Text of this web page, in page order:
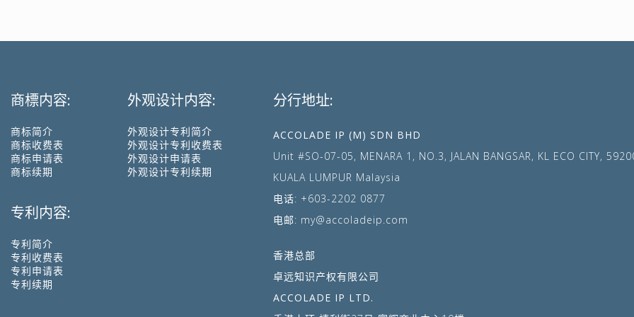
商標内容:
商标简介
商标收费表
商标申请表
商标续期
专利内容:
专利简介
专利收费表
专利申请表
专利续期
外观设计内容:
外观设计专利简介
外观设计专利收费表
外观设计申请表
外观设计专利续期
分行地址:
ACCOLADE IP (M) SDN BHD
Unit #SO-07-05, MENARA 1, NO.3, JALAN BANGSAR, KL ECO CITY,
KUALA LUMPUR Malaysia
电话: +603-2202 0877
电邮: my@accoladeip.com
香港总部
卓远知识产权有限公司
ACCOLADE IP LTD.